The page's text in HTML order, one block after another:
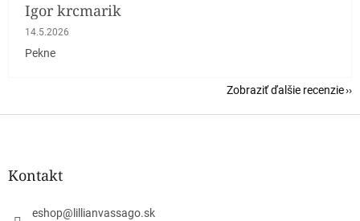
Igor krcmarik
Hodnotenie obchodu je 5 z 5 hviezdičiek.
14.5.2026
Pekne
Zobraziť ďalšie recenzie
Z
Kontakt
eshop@ lillianvassago.sk